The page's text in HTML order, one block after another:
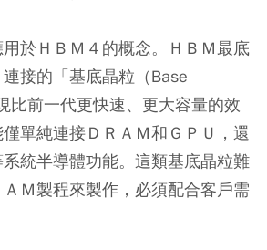
於ＨＢＭ４的概念。ＨＢＭ最底
接的「基底晶粒（Base
比前一代更快速、更大容量的效
單純連接ＤＲＡＭ和ＧＰＵ，還
統半導體功能。這類基底晶粒難
Ｍ製程來製作，必須配合客戶需